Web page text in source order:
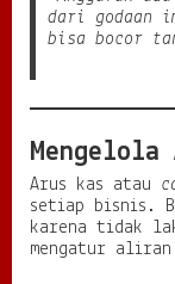
dari godaan
bisa bocor
Mengelola
Arus kas atau
setiap bisnis.
karena tidak
mengatur aliran